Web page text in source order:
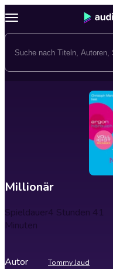
Millionär
Spieldauer4 Stunden 41
Minuten
Autor Tommy Jaud